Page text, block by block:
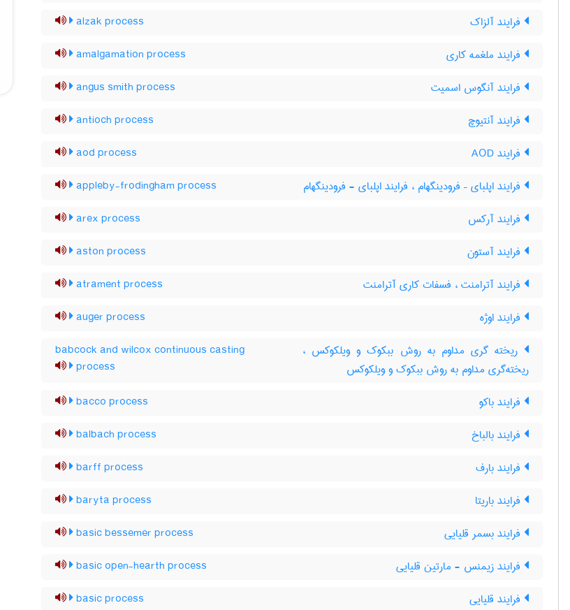
فرایند آلزاک alzak process
فرایند ملغمه کاری amalgamation process
فرایند آنگوس اسمیت angus smith process
فرایند آنتیوچ antioch process
فرایند AOD aod process
فرایند اپلبای – فرودینگهام ، فرایند اپلبای - فرودینگهام appleby-frodingham process
فرایند آرکس arex process
فرایند آستون aston process
فرایند آترامنت ، فسفات کاری آترامنت atrament process
فرایند اوژه auger process
ریخته گری مداوم به روش ببکوک و ویلکوکس ،
ریخته‌گری مداوم به روش ببکوک و ویلکوکس
babcock and wilcox continuous casting
process
فرایند باکو bacco process
فرایند بالباخ balbach process
فرایند بارف barff process
فرایند باریتا baryta process
فرایند بسمر قلیایی basic bessemer process
فرایند زیمنس - مارتین قلیایی basic open-hearth process
فرایند قلیایی basic process